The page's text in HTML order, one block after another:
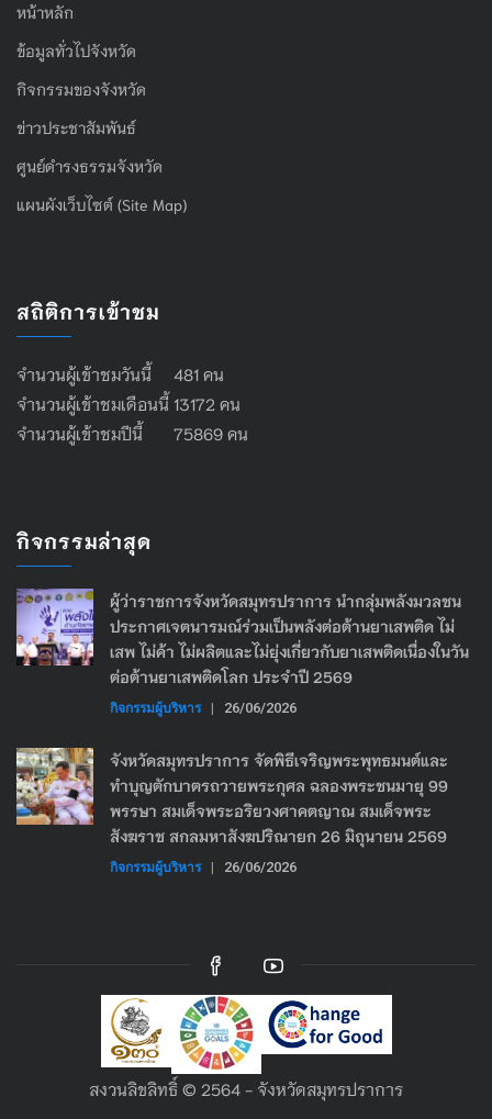
หน้าหลัก
ข้อมูลทั่วไปจังหวัด
กิจกรรมของจังหวัด
ข่าวประชาสัมพันธ์
ศูนย์ดำรงธรรมจังหวัด
แผนผังเว็บไซต์ (Site Map)
สถิติการเข้าชม
จำนวนผู้เข้าชมวันนี้ 481 คน
จำนวนผู้เข้าชมเดือนนี้ 13172 คน
จำนวนผู้เข้าชมปีนี้ 75869 คน
กิจกรรมล่าสุด
ผู้ว่าราชการจังหวัดสมุทรปราการ นำกลุ่มพลังมวลชน
ประกาศเจตนารมณ์ร่วมเป็นพลังต่อต้านยาเสพติด ไม่
เสพ ไม่ค้า ไม่ผลิตและไม่ยุ่งเกี่ยวกับยาเสพติดเนื่องในวัน
ต่อต้านยาเสพติดโลก ประจำปี 2569
กิจกรรมผู้บริหาร | 26/06/2026
จังหวัดสมุทรปราการ จัดพิธีเจริญพระพุทธมนต์และ
ทำบุญตักบาตรถวายพระกุศล ฉลองพระชนมายุ 99
พรรษา สมเด็จพระอริยวงศาคตญาณ สมเด็จพระ
สังฆราช สกลมหาสังฆปริณายก 26 มิถุนายน 2569
กิจกรรมผู้บริหาร | 26/06/2026
สงวนลิขลิทธิ์ © 2564 - จังหวัดสมุทรปราการ